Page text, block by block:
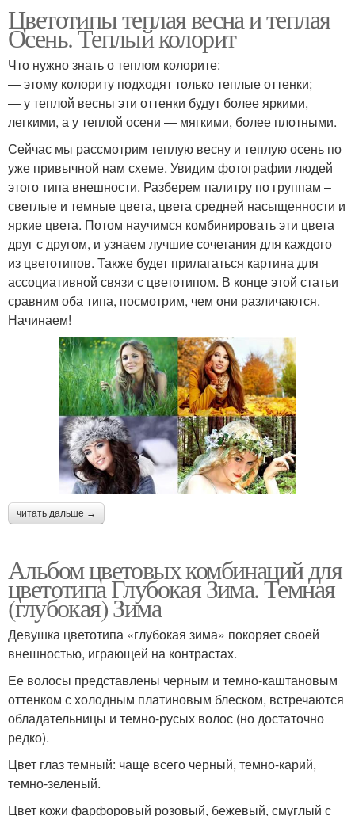
Цветотипы теплая весна и теплая
Осень. Теплый колорит
Что нужно знать о теплом колорите:
— этому колориту подходят только теплые оттенки;
— у теплой весны эти оттенки будут более яркими,
легкими, а у теплой осени — мягкими, более плотными.
Сейчас мы рассмотрим теплую весну и теплую осень по
уже привычной нам схеме. Увидим фотографии людей
этого типа внешности. Разберем палитру по группам –
светлые и темные цвета, цвета средней насыщенности и
яркие цвета. Потом научимся комбинировать эти цвета
друг с другом, и узнаем лучшие сочетания для каждого
из цветотипов. Также будет прилагаться картина для
ассоциативной связи с цветотипом. В конце этой статьи
сравним оба типа, посмотрим, чем они различаются.
Начинаем!
читать дальше →
Альбом цветовых комбинаций для
цветотипа Глубокая Зима. Темная
(глубокая) Зима
Девушка цветотипа «глубокая зима» покоряет своей
внешностью, играющей на контрастах.
Ее волосы представлены черным и темно-каштановым
оттенком с холодным платиновым блеском, встречаются
обладательницы и темно-русых волос (но достаточно
редко).
Цвет глаз темный: чаще всего черный, темно-карий,
темно-зеленый.
Цвет кожи фарфоровый розовый, бежевый, смуглый с